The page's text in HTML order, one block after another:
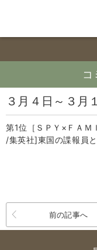
コ
３月４日～３月
第1位［ＳＰＹ×ＦＡ
/集英社]東国の諜報員
前の記事へ